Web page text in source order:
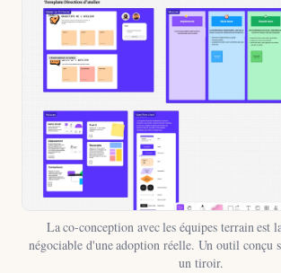
La co-conception avec les équipes terrain est
négociable d'une adoption réelle. Un outil conçu
un tiroir.